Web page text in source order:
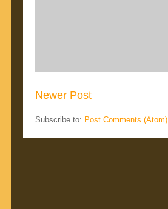
Newer Post
Subscribe to: Post Comments (Atom)